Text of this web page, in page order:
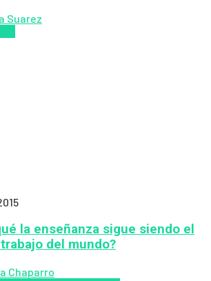
Suarez
la enseñanza sigue siendo el
del mundo?
Chaparro